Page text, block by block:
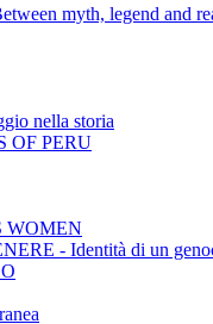
myth, legend and
nella storia
OF PERU
WOMEN
- Identità di un